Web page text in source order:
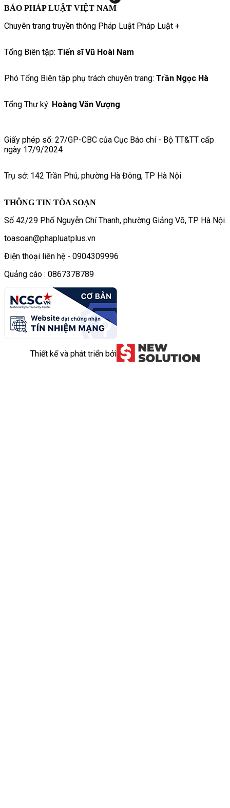
BÁO PHÁP LUẬT VIỆT NAM
Chuyên trang truyền thông Pháp Luật Pháp Luật +
Tổng Biên tập: Tiến sĩ Vũ Hoài Nam
Phó Tổng Biên tập phụ trách chuyên trang: Trần Ngọc Hà
Tổng Thư ký: Hoàng Văn Vượng
Giấy phép số: 27/GP-CBC của Cục Báo chí - Bộ TT&TT cấp
ngày 17/9/2024
Trụ sở: 142 Trần Phú, phường Hà Đông, TP Hà Nội
THÔNG TIN TÒA SOẠN
Số 42/29 Phố Nguyễn Chí Thanh, phường Giảng Võ, TP. Hà Nội
toasoan@phapluatplus.vn
Điện thoại liên hệ - 0904309996
Quảng cáo : 0867378789
Thiết kế và phát triển bởi